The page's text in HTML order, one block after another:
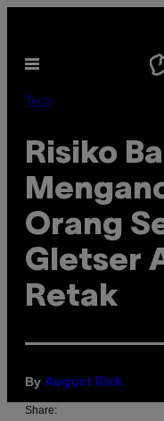
content
Open
Tech
Risiko
Orang
Gletser
Retak
By August Rick
Share: